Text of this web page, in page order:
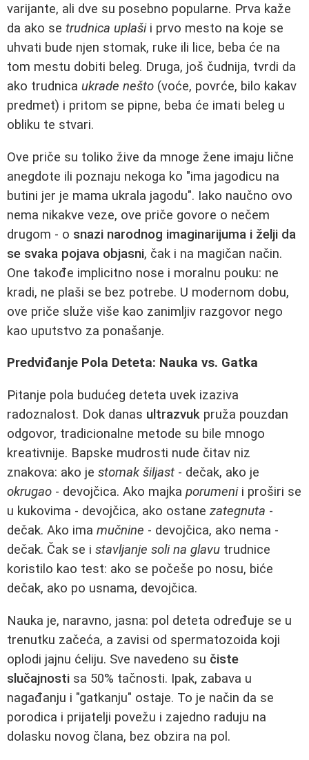
varijante, ali dve su posebno popularne. Prva kaže
da ako se trudnica uplašii prvo mesto na koje se
uhvati bude njen stomak, ruke ili lice, beba će na
tom mestu dobiti beleg. Druga, još čudnija, tvrdi da
ako trudnica ukrade nešto (voće, povrće, bilo kakav
predmet) i pritom se pipne, beba će imati beleg u
obliku te stvari.
Ove priče su toliko žive da mnoge žene imaju lične
anegdote ili poznaju nekoga ko "ima jagodicu na
butini jer je mama ukrala jagodu". Iako naučno ovo
nema nikakve veze, ove priče govore o nečem
drugom - o snazi narodnog imaginarijuma i želji da
se svaka pojava objasni, čak i na magičan način.
One takođe implicitno nose i moralnu pouku: ne
kradi, ne plaši se bez potrebe. U modernom dobu,
ove priče služe više kao zanimljiv razgovor nego
kao uputstvo za ponašanje.
Predviđanje Pola Deteta: Nauka vs. Gatka
Pitanje pola budućeg deteta uvek izaziva
radoznalost. Dok danas ultrazvuk pruža pouzdan
odgovor, tradicionalne metode su bile mnogo
kreativnije. Bapske mudrosti nude čitav niz
znakova: ako je stomak šiljast - dečak, ako je
okrugao - devojčica. Ako majka porumenii proširi se
u kukovima - devojčica, ako ostane zategnuta -
dečak. Ako ima mučnine - devojčica, ako nema -
dečak. Čak se i stavljanje soli na glavu trudnice
koristilo kao test: ako se počeše po nosu, biće
dečak, ako po usnama, devojčica.
Nauka je, naravno, jasna: pol deteta određuje se u
trenutku začeća, a zavisi od spermatozoida koji
oplodi jajnu ćeliju. Sve navedeno su čiste
slučajnosti sa 50% tačnosti. Ipak, zabava u
nagađanju i "gatkanju" ostaje. To je način da se
porodica i prijatelji povežu i zajedno raduju na
dolasku novog člana, bez obzira na pol.